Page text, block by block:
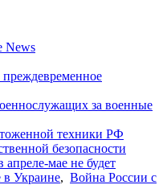
News
преждевременное
за военные
техники РФ
безопасности
мае не будет
Украине, Война России с